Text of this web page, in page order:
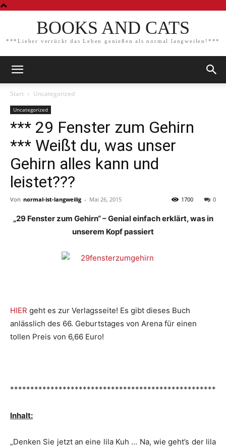
BOOKS AND CATS
***Lieber verrückt das Leben genießen als normal langweilen!***
Start Uncategorized
Uncategorized
*** 29 Fenster zum Gehirn
*** Weißt du, was unser
Gehirn alles kann und
leistet???
Von normal-ist-langweilig - Mai 26, 2015 0
1700
„29 Fenster zum Gehirn“ – Genial einfach erklärt, was in
unserem Kopf passiert
HIER geht es zur Verlagsseite! Es gibt dieses Buch
anlässlich des 66. Geburtstages von Arena für einen
tollen Preis von 6,66 Euro!
***************************************************
Inhalt:
„Denken Sie jetzt an eine lila Kuh … Na, wie geht’s der lila